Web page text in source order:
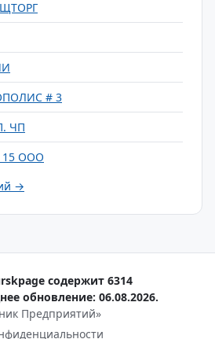
# 3
ЧП
ООО
→
содержит 6314
обновление: 06.08.2026.
Предприятий»